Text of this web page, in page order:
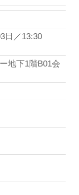
日／13:30
地下1階B01会